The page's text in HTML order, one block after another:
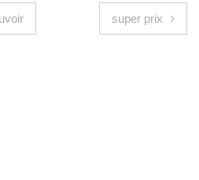
super prix